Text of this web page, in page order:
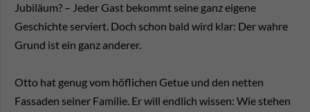
Jubiläum? – Jeder Gast bekommt seine ganz eigene
Geschichte serviert. Doch schon bald wird klar: Der wahre
Grund ist ein ganz anderer.
Otto hat genug vom höflichen Getue und den netten
Fassaden seiner Familie. Er will endlich wissen: Wie stehen